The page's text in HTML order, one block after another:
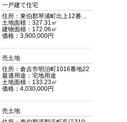
説明会申し込みページより
ース
ガ編)」を公開しました。
らご覧いただけます。
ース
築宣言」を公表しました。
ース
しました。
一戸建て住宅
土地面積：327.31㎡
建物面積：172.06㎡
価格：3,900,000円
売土地
住所：倉吉市明治町1016番地22
最適用途：宅地用途
土地面積：133.23㎡
価格：4,030,000円
売土地